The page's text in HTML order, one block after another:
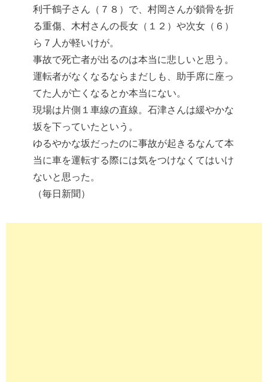
利千鶴子さん（７８）で、村岡さんが鎖骨を折
る重傷、木村さんの長女（１２）や次女（６）
ら７人が軽いけが。
事故で死亡者が出るのは本当に悲しいと思う。
運転者がなくなるならまだしも、助手席に座っ
てた人が亡くなるとか本当にない。
現場は片側１車線の直線。石津さんは緩やかな
坂を下っていたという。
ゆるやかな坂だったのに事故が起きるなんて本
当に車を運転する際には気をつけなくてはいけ
ないと思った。
（毎日新聞）